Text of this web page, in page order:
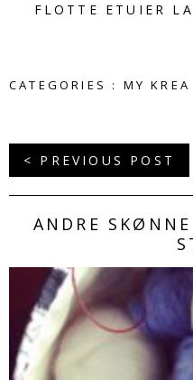
FLOTTE ETUIER
CATEGORIES : MY KREA
< PREVIOUS POST
ANDRE